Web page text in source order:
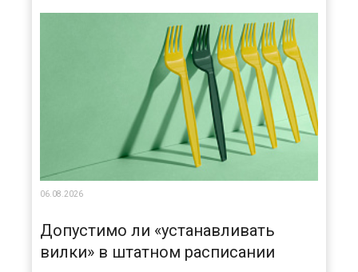
06.08.2026
Допустимо ли «устанавливать
вилки» в штатном расписании